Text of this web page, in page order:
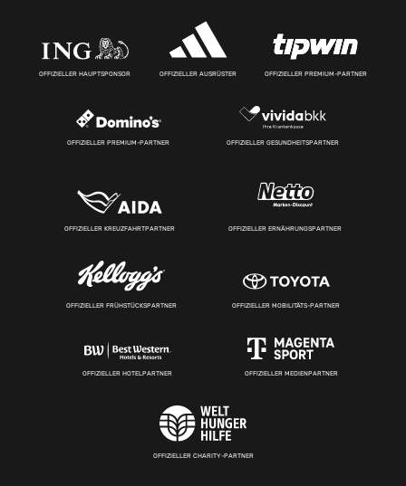
OFFIZIELLER HAUPTSPONSOR OFFIZIELLER AUSRÜSTER OFFIZIELLER PREMIUM-PARTNER
OFFIZIELLER PREMIUM-PARTNER OFFIZIELLER GESUNDHEITSPARTNER
OFFIZIELLER KREUZFAHRTPARTNER OFFIZIELLER ERNÄHRUNGSPARTNER
OFFIZIELLER FRÜHSTÜCKSPARTNER OFFIZIELLER MOBILITÄTS-PARTNER
OFFIZIELLER HOTELPARTNER OFFIZIELLER MEDIENPARTNER
OFFIZIELLER CHARITY-PARTNER